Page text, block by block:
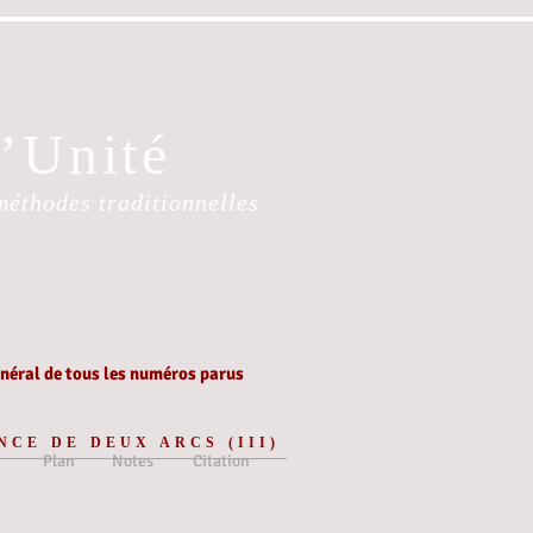
traditionnelles
de tous les numéros parus
DE DEUX ARCS (III)
Notes Citation
Plan